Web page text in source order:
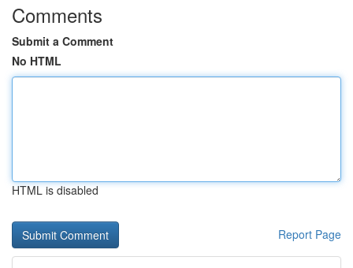
Comments
Submit a Comment
No HTML
HTML is disabled
Report Page